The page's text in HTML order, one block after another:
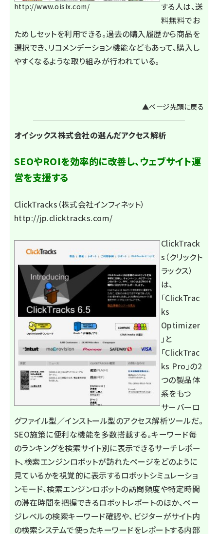
http://www.oisix.com/
する人は、送
料無料でお
ためしセットを利用できる。過去の購入履歴から商品を
選択でき、リコメンデーション機能などもあって、購入し
やすくなるような取り組みが行われている。
▲ページ先頭に戻る
オイシックス株式会社の選んだアクセス解析
SEOやROIを効率的に改善し、ウェブサイト運
営を支援する
ClickTracks（株式会社インフィネット）
http://jp.clicktracks.com/
ClickTrack
s（クリックト
ラックス）
は、
「ClickTrac
ks
Optimizer
」と
「ClickTrac
ks Pro」の2
つの製品体
系をもつ
サーバーロ
グファイル型／インストール型のアクセス解析ツールだ。
SEO施策に便利な機能を多数搭載する。キーワード毎
のランキングを検索サイト別に表示できるサーチレポー
ト、検索エンジンロボットが訪れたページをどのように
見ているかを視覚的に表示するロボットシミュレーショ
ンモード、検索エンジンロボットの訪問頻度や特定時間
の滞在時間を把握できるロボットレポートのほか、ペー
ジレベルの検索キーワード確認や、ビジターがサイト内
の検索システムで使ったキーワードをレポートする内部